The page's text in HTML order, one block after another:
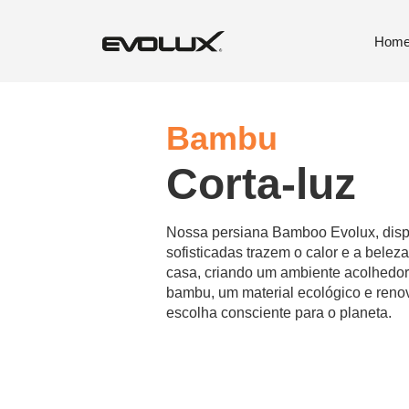
Bambu
Corta-luz
Nossa persiana Bamboo Evolux,
sofisticadas trazem o calor e a
casa, criando um ambiente
bambu, um material ecológico e
escolha consciente para o planeta.